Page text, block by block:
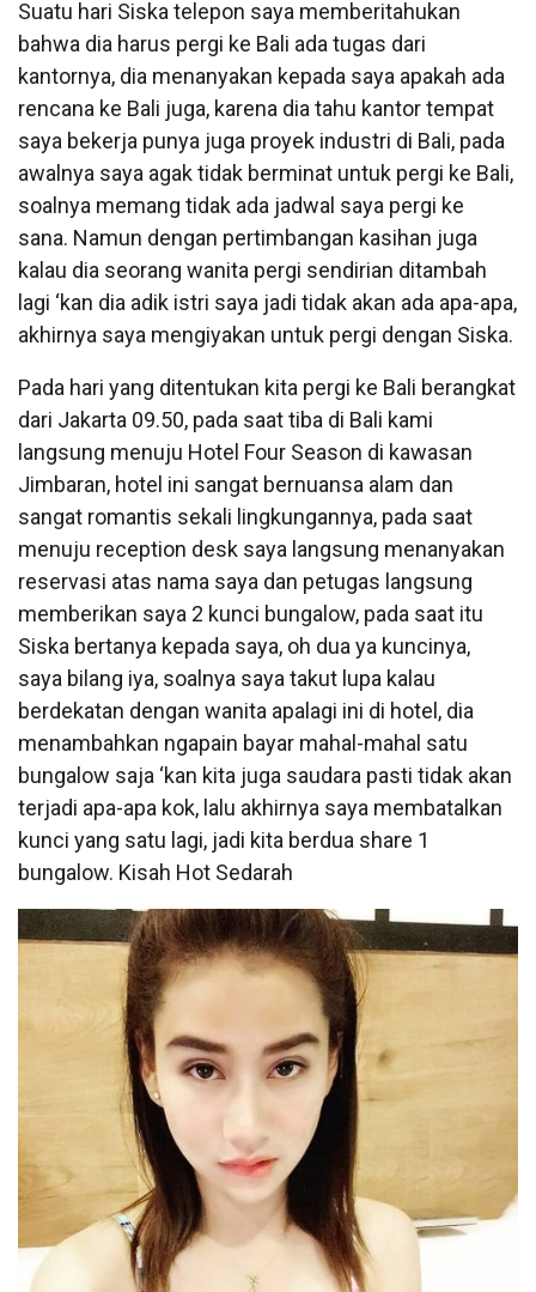
Suatu hari Siska telepon saya memberitahukan
bahwa dia harus pergi ke Bali ada tugas dari
kantornya, dia menanyakan kepada saya apakah ada
rencana ke Bali juga, karena dia tahu kantor tempat
saya bekerja punya juga proyek industri di Bali, pada
awalnya saya agak tidak berminat untuk pergi ke Bali,
soalnya memang tidak ada jadwal saya pergi ke
sana. Namun dengan pertimbangan kasihan juga
kalau dia seorang wanita pergi sendirian ditambah
lagi ‘kan dia adik istri saya jadi tidak akan ada apa-apa,
akhirnya saya mengiyakan untuk pergi dengan Siska.
Pada hari yang ditentukan kita pergi ke Bali berangkat
dari Jakarta 09.50, pada saat tiba di Bali kami
langsung menuju Hotel Four Season di kawasan
Jimbaran, hotel ini sangat bernuansa alam dan
sangat romantis sekali lingkungannya, pada saat
menuju reception desk saya langsung menanyakan
reservasi atas nama saya dan petugas langsung
memberikan saya 2 kunci bungalow, pada saat itu
Siska bertanya kepada saya, oh dua ya kuncinya,
saya bilang iya, soalnya saya takut lupa kalau
berdekatan dengan wanita apalagi ini di hotel, dia
menambahkan ngapain bayar mahal-mahal satu
bungalow saja ‘kan kita juga saudara pasti tidak akan
terjadi apa-apa kok, lalu akhirnya saya membatalkan
kunci yang satu lagi, jadi kita berdua share 1
bungalow. Kisah Hot Sedarah